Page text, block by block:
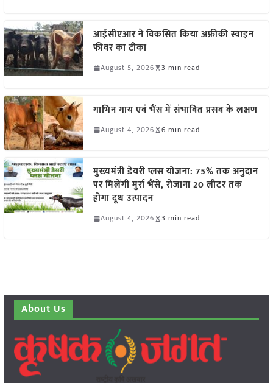
आईसीएआर ने विकसित किया अफ्रीकी स्वाइन
फीवर का टीका
August 5, 2026 3 min read
गाभिन गाय एवं भैंस में संभावित प्रसव के लक्षण
August 4, 2026 6 min read
मुख्यमंत्री डेयरी प्लस योजना: 75% तक अनुदान
पर मिलेंगी मुर्रा भैंसें, रोजाना 20 लीटर तक
होगा दूध उत्पादन
August 4, 2026 3 min read
About Us